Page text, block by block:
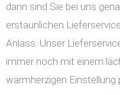
dann sind Sie bei uns
erstaunlichen
Anlass. Unser
immer noch mit einem
warmherzigen Einstellung